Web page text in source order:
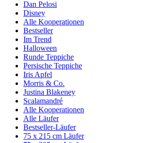
Dan Pelosi
Disney
Alle Kooperationen
Bestseller
Im Trend
Halloween
Runde Teppiche
Persische Teppiche
Iris Apfel
Morris & Co.
Justina Blakeney
Scalamandré
Alle Kooperationen
Alle Läufer
Bestseller-Läufer
75 x 215 cm Läufer